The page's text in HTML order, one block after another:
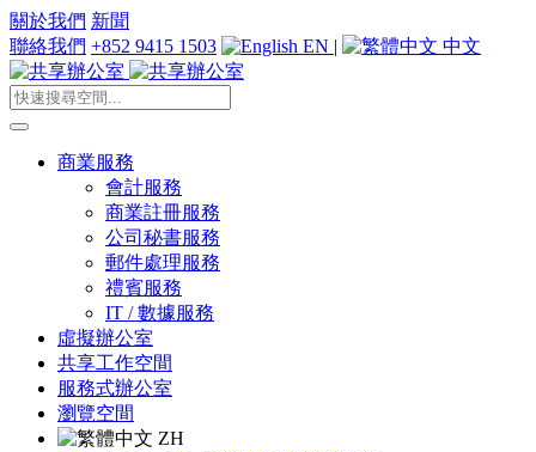
關於我們 新聞
聯絡我們 +852 9415 1503 EN | 中文
商業服務
會計服務
商業註冊服務
公司秘書服務
郵件處理服務
禮賓服務
IT / 數據服務
虛擬辦公室
共享工作空間
服務式辦公室
瀏覽空間
ZH